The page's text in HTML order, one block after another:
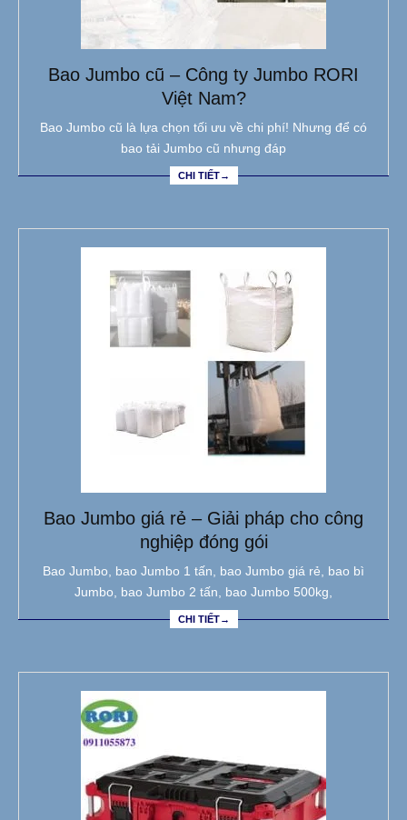
Bao Jumbo cũ – Công ty Jumbo RORI
Việt Nam?
Bao Jumbo cũ là lựa chọn tối ưu về chi phí! Nhưng để có
bao tải Jumbo cũ nhưng đáp
CHI TIẾT→
Bao Jumbo giá rẻ – Giải pháp cho công
nghiệp đóng gói
Bao Jumbo, bao Jumbo 1 tấn, bao Jumbo giá rẻ, bao bì
Jumbo, bao Jumbo 2 tấn, bao Jumbo 500kg,
CHI TIẾT→